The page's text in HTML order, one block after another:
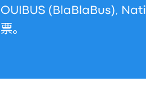
OUIBUS (BlaBlaBus),
票。